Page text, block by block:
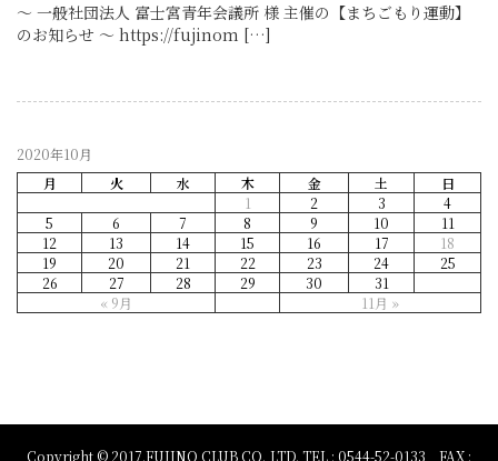
～ 一般社団法人 富士宮青年会議所 様 主催の【まちごもり運動】
のお知らせ ～ https://fujinom […]
2020年10月
月
火 水 木 金 土 日
« 9月 11月 »
1 2 3
4
5
6 7 8 9 10
11
12
13 14 15 16 17
18
19
20 21 22 23 24
25
26
27 28 29 30 31
Copyright © 2017.FUJINO CLUB CO.,LTD. TEL : 0544-52-0133 FAX :